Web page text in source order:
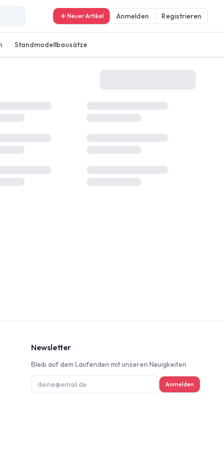
Neuer Artikel Anmelden Registrieren
Standmodellbausätze
Newsletter
Bleib auf dem Laufenden mit unseren Neuigkeiten
Anmelden